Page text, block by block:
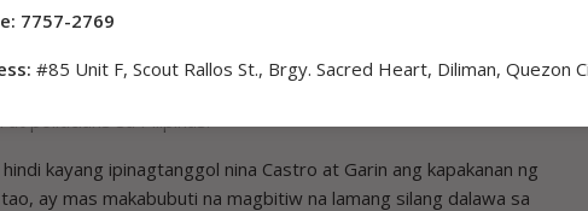
na mas malaki ang kinita ng mga kumpanya ng langis sa
mga produktong petrolyo, kung ikukumpara sa mga idineliber ng
politicians sa Pilipinas.
kayang ipinagtanggol nina Castro at Garin ang kapakanan ng
ay mas makabubuti na magbitiw na lamang silang dalawa sa
7757-2769
#85 Unit F, Scout Rallos St., Brgy. Sacred Heart, Diliman, Quezon